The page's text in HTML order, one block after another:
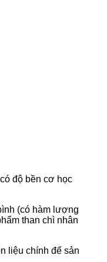
độ bền cơ học
(có hàm lượng
than chì nhân
liệu chính để sản